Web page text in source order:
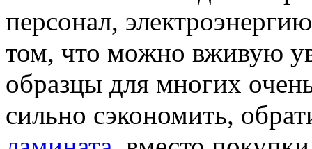
персонал,
том, что можно вживую
образцы для многих
сильно сэкономить,